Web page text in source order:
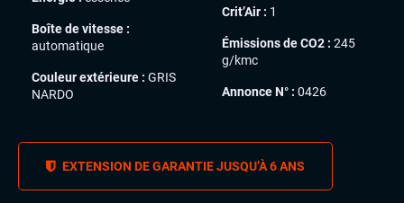
Boîte de vitesse :
automatique
Couleur extérieure : GRIS
NARDO
Crit’Air : 1
Émissions de CO2 : 245
g/kmc
Annonce N° : 0426
EXTENSION DE GARANTIE JUSQU’À 6 ANS